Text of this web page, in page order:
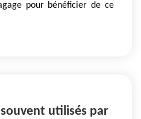
pour bénéficier de ce
utilisés par